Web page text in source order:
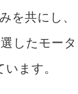
を共にし、
したモータ
ます。